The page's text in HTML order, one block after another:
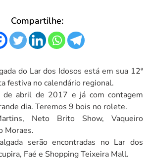
Compartilhe:
do Lar dos Idosos está em sua 12ª
festiva no calendário regional.
de abril de 2017 e já com contagem
dia. Teremos 9 bois no rolete.
Neto Brito Show, Vaqueiro
Moraes.
serão encontradas no Lar dos
Faé e Shopping Teixeira Mall.